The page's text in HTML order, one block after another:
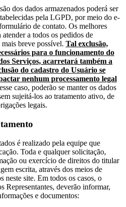
dos dados armazenados poderá ser
pela LGPD, por meio do e-
de contato. Os melhores
a todos os pedidos de
breve possível. Tal exclusão,
para o funcionamento do
Serviços, acarretará também a
do cadastro do Usuário se
nenhum processamento legal
caso, poderão se manter os dados
sujeitá-los ao tratamento ativo, de
legais.
é realizado pela equipe que
Toda e qualquer solicitação,
ou exercício de direitos do titular
escrita, através dos meios de
neste site. Em todos os casos, o
Representantes, deverão informar,
e documentos: